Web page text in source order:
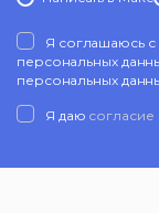
Я соглашаюсь с
персональных
персональных
Я даю согласие